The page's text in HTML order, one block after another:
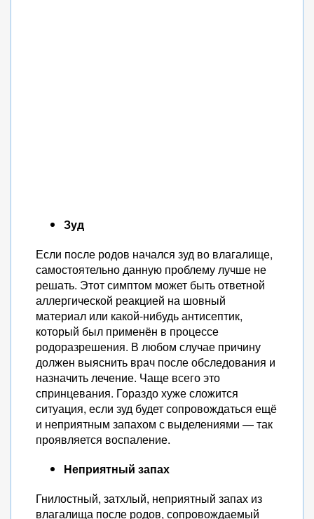
Зуд
Если после родов начался зуд во влагалище,
самостоятельно данную проблему лучше не
решать. Этот симптом может быть ответной
аллергической реакцией на шовный
материал или какой-нибудь антисептик,
который был применён в процессе
родоразрешения. В любом случае причину
должен выяснить врач после обследования и
назначить лечение. Чаще всего это
спринцевания. Гораздо хуже сложится
ситуация, если зуд будет сопровождаться ещё
и неприятным запахом с выделениями — так
проявляется воспаление.
Неприятный запах
Гнилостный, затхлый, неприятный запах из
влагалища после родов, сопровождаемый